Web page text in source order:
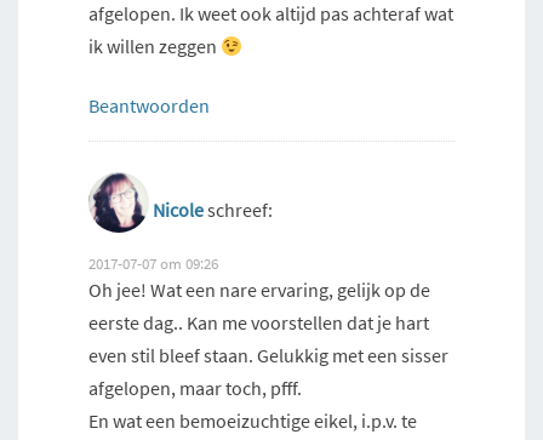
afgelopen. Ik weet ook altijd pas achteraf wat
ik willen zeggen
Beantwoorden
Nicoleschreef:
2017-07-07 om 09:26
Oh jee! Wat een nare ervaring, gelijk op de
eerste dag.. Kan me voorstellen dat je hart
even stil bleef staan. Gelukkig met een sisser
afgelopen, maar toch, pfff.
En wat een bemoeizuchtige eikel, i.p.v. te